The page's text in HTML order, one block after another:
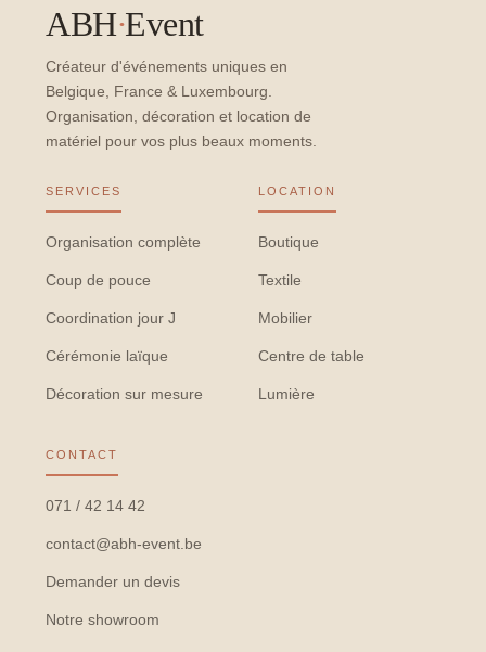
ABH·Event
Créateur d'événements uniques en
Belgique, France & Luxembourg.
Organisation, décoration et location de
matériel pour vos plus beaux moments.
SERVICES
Organisation complète
Coup de pouce
Coordination jour J
Cérémonie laïque
Décoration sur mesure
LOCATION
Boutique
Textile
Mobilier
Centre de table
Lumière
CONTACT
071 / 42 14 42
contact@abh-event.be
Demander un devis
Notre showroom